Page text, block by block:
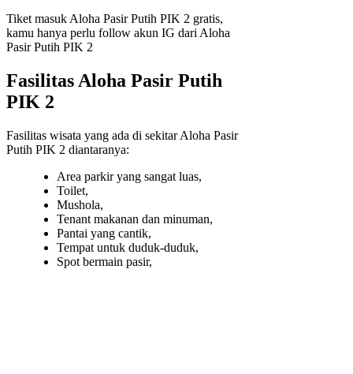
Tiket masuk Aloha Pasir Putih PIK 2 gratis,
kamu hanya perlu follow akun IG dari Aloha
Pasir Putih PIK 2
Fasilitas Aloha Pasir Putih
PIK 2
Fasilitas wisata yang ada di sekitar Aloha Pasir
Putih PIK 2 diantaranya:
Area parkir yang sangat luas,
Toilet,
Mushola,
Tenant makanan dan minuman,
Pantai yang cantik,
Tempat untuk duduk-duduk,
Spot bermain pasir,